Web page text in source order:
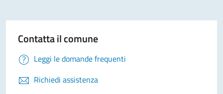
Contatta il comune
Leggi le domande frequenti
Richiedi assistenza